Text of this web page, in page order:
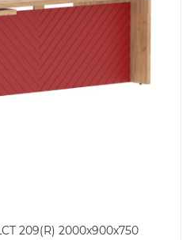
209(R) 2000х900х750